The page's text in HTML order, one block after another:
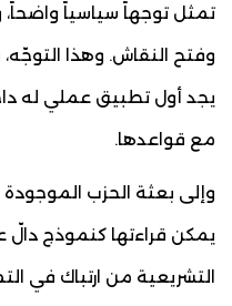
تمثل توجهاً سياسياً
وفتح النقاش. وهذا التوجّه،
يجد أول تطبيق عملي له
مع قواعدها.
وإلى بعثة الحزب الموجودة
يمكن قراءتها كنموذج دالّ
التشريعية من ارتباك في